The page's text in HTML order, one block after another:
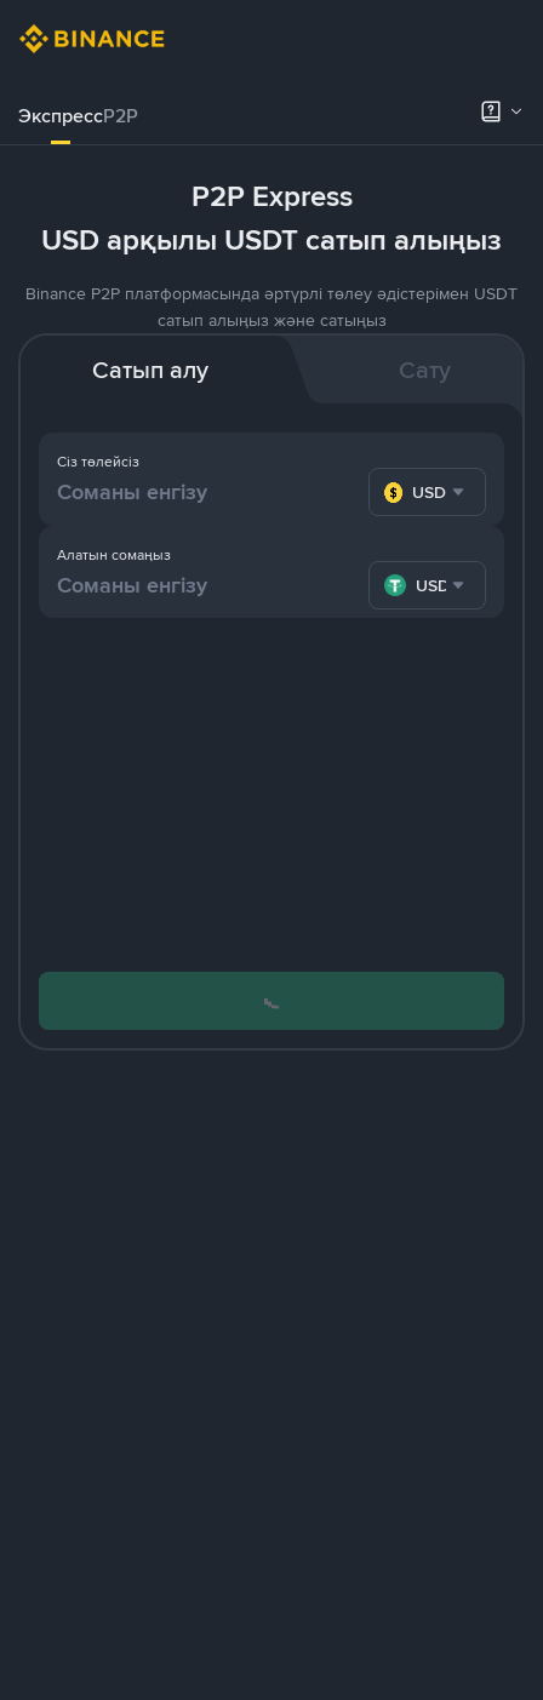
ЭкспрессP2P
P2P Express
USD арқылы USDT сатып алыңыз
Binance P2P платформасында әртүрлі төлеу әдістерімен USDT
сатып алыңыз және сатыңыз
Сатып алу Сату
Сіз төлейсіз
USD
Алатын сомаңыз
USDT